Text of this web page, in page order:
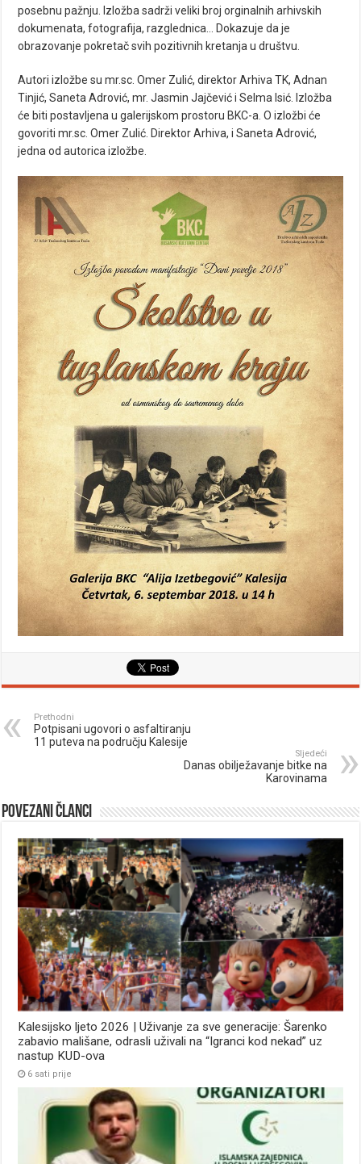
posebnu pažnju. Izložba sadrži veliki broj orginalnih arhivskih
dokumenata, fotografija, razglednica… Dokazuje da je
obrazovanje pokretač svih pozitivnih kretanja u društvu.
Autori izložbe su mr.sc. Omer Zulić, direktor Arhiva TK, Adnan
Tinjić, Saneta Adrović, mr. Jasmin Jajčević i Selma Isić. Izložba
će biti postavljena u galerijskom prostoru BKC-a. O izložbi će
govoriti mr.sc. Omer Zulić. Direktor Arhiva, i Saneta Adrović,
jedna od autorica izložbe.
Prethodni
Potpisani ugovori o asfaltiranju
11 puteva na području Kalesije
Sljedeći
Danas obilježavanje bitke na
Karovinama
Povezani članci
Kalesijsko ljeto 2026 | Uživanje za sve generacije: Šarenko
zabavio mališane, odrasli uživali na “Igranci kod nekad” uz
nastup KUD-ova
6 sati prije